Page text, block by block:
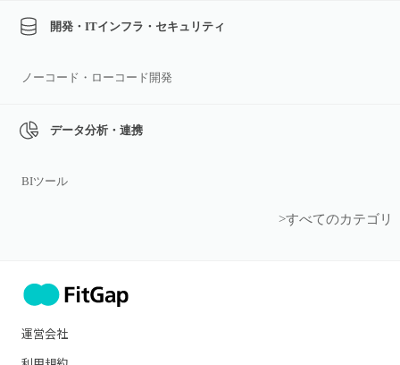
開発・ITインフラ・セキュリティ
ノーコード・ローコード開発
データ分析・連携
BIツール
>すべてのカテゴリ
運営会社